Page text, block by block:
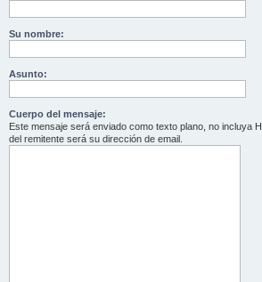
Su nombre:
Asunto:
Cuerpo del mensaje:
Este mensaje será enviado como texto plano, no incluya
del remitente será su dirección de email.